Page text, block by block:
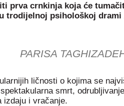
prva crnkinja koja će
trodijelnoj psihološkoj drami
PARISA
ličnosti o kojima se
smrt,
izdaju i vračanje.